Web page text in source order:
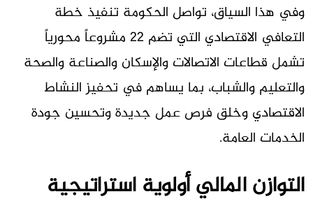
وفي هذا السياق، تواصل الحكومة تنفيذ خطة
التعافي الاقتصادي التي تضم 22 مشروعاً محورياً
تشمل قطاعات الاتصالات والإسكان والصناعة والصحة
والتعليم والشباب، بما يساهم في تحفيز النشاط
الاقتصادي وخلق فرص عمل جديدة وتحسين جودة
الخدمات العامة.
التوازن المالي أولوية استراتيجية